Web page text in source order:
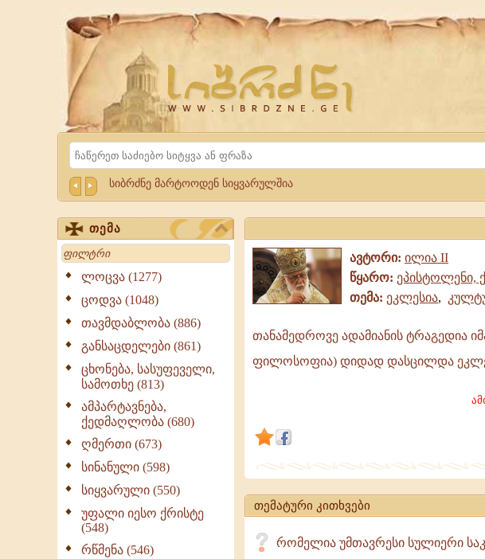
Website
Sibrdzne.ge
Search
სიბრძნე მარტოოდენ სიყვარულშია
თემა
Search
ლოცვა (1277)
ცოდვა (1048)
თავმდაბლობა (886)
განსაცდელები (861)
ცხონება, სასუფეველი,
სამოთხე (813)
ამპარტავნება,
ქედმაღლობა (680)
ღმერთი (673)
სინანული (598)
სიყვარული (550)
უფალი იესო ქრისტე
(548)
რწმენა (546)
ავტორი: ილია II
წყარო: ეპისტოლენი,
თემა: ეკლესია,
თანამედროვე
ადამიანის
რომ
კულტურა
და
(განსაკუთრებით
ფილოსოფია)
დიდად
თანამედროვე ადამიანის ტრაგედია
ფილოსოფია) დიდად დასცილდა
თემატური კითხვები
რომელია უმთავრესი სულიერი